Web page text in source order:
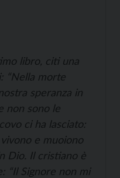
libro, citi una
“Nella morte
speranza in
non sono le
ci ha lasciato:
e muoiono
Dio. Il cristiano è
“Il Signore non mi